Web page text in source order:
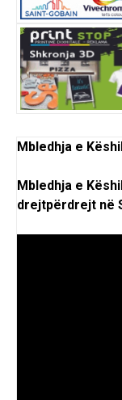
Mbledhja e
Mbledhja e
drejtpërdrejt në